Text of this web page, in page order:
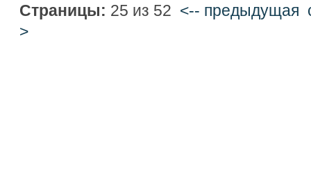
Страницы: 25 из 52 <-- предыдущая
>